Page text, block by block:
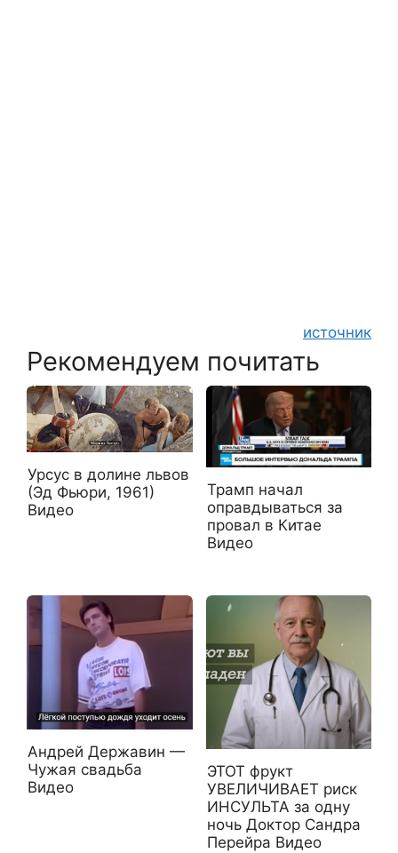
источник
Рекомендуем почитать
Урсус в долине львов
(Эд Фьюри, 1961)
Видео
Трамп начал
оправдываться за
провал в Китае
Видео
Андрей Державин —
Чужая свадьба
Видео
ЭТОТ фрукт
УВЕЛИЧИВАЕТ риск
ИНСУЛЬТА за одну
ночь Доктор Сандра
Перейра Видео